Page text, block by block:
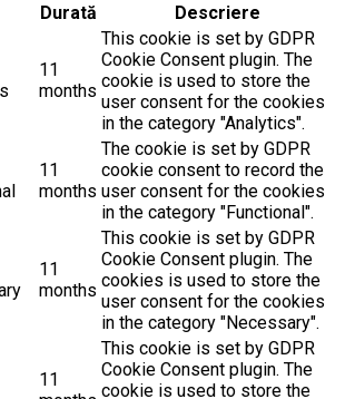
Durată Descriere
11
months
This cookie is set by GDPR
Cookie Consent plugin. The
cookie is used to store the
user consent for the cookies
in the category "Analytics".
11
months
The cookie is set by GDPR
cookie consent to record the
user consent for the cookies
in the category "Functional".
11
months
This cookie is set by GDPR
Cookie Consent plugin. The
cookies is used to store the
user consent for the cookies
in the category "Necessary".
11
This cookie is set by GDPR
Cookie Consent plugin. The
cookie is used to store the